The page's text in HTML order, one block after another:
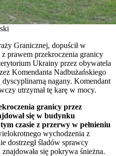
Granicznej, dopuścił w
prawem przekroczenia granicy
Ukrainy przez obywatela
Komendanta Nadbużańskiego
nagany. Komendant
utrzymał tę karę w mocy.
granicy przez
się w budynku
czasie z przerwy w pełnieniu
wychodzenia z
dostrzegł śladów sprawcy
się pokrywa śnieżna.